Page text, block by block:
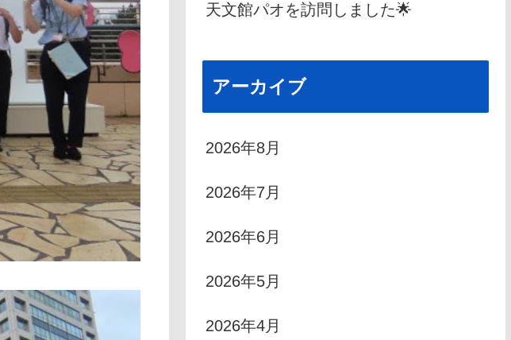
天文館パオを訪問しました🌟
アーカイブ
2026年8月
2026年7月
2026年6月
2026年5月
2026年4月